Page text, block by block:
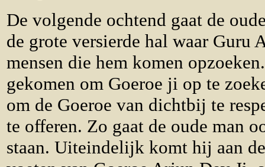
De volgende ochtend gaat de
de grote versierde hal waar
mensen die hem komen
gekomen om Goeroe ji op te
om de Goeroe van dichtbij te
te offeren. Zo gaat de oude man
staan. Uiteindelijk komt hij aan